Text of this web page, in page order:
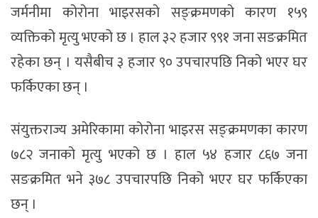
जर्मनीमा कोरोना भाइरसको सङ्क्रमणको कारण १५९
व्यक्तिको मृत्यु भएको छ । हाल ३२ हजार ९९१ जना सङक्रमित
रहेका छन् । यसैबीच ३ हजार ९० उपचारपछि निको भएर घर
फर्किएका छन् ।
संयुक्तराज्य अमेरिकामा कोरोना भाइरस सङ्क्रमणका कारण
७८२ जनाको मृत्यु भएको छ । हाल ५४ हजार ८६७ जना
सङक्रमित भने ३७८ उपचारपछि निको भएर घर फर्किएका
छन् ।